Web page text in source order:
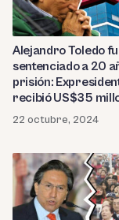
Alejandro Toledo
sentenciado a 20
prisión:
recibió US$35
sobornos por caso
Odebrecht
22 octubre, 2024